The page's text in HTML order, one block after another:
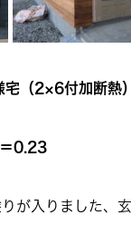
宅（2×6付加断熱
0.23
が入りました、